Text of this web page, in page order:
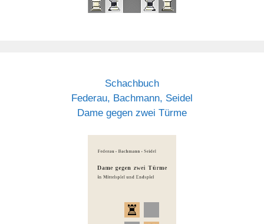
Schachbuch
Federau, Bachmann, Seidel
Dame gegen zwei Türme